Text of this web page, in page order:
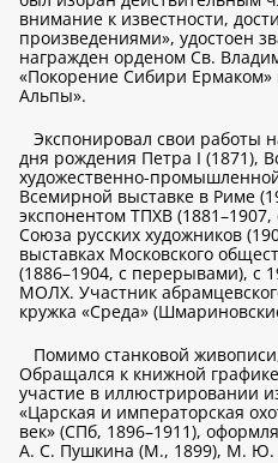
внимание к известности,
произведениями», удостоен
награжден орденом Св.
«Покорение Сибири Ермаком»
Альпы».
Экспонировал свои работы
дня рождения Петра I (1871),
художественно-
Всемирной выставке в Риме
экспонентом ТПХВ
Союза русских художников
выставках Московского
(1886–1904, с перерывами), с
МОЛХ. Участник
кружка «Среда»
Помимо станковой
Обращался к книжной
участие в иллюстрировании
«Царская и императорская
век» (СПб, 1896–1911),
А. С. Пушкина (М., 1899), М. Ю.